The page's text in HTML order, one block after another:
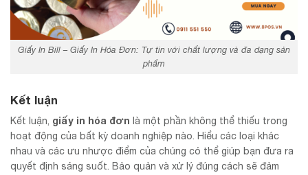
Giấy In Bill – Giấy In Hóa Đơn: Tự tin với chất lượng và đa dạng sản
phẩm
Kết luận
Kết luận, giấy in hóa đơn là một phần không thể thiếu trong
hoạt động của bất kỳ doanh nghiệp nào. Hiểu các loại khác
nhau và các ưu nhược điểm của chúng có thể giúp bạn đưa ra
quyết định sáng suốt. Bảo quản và xử lý đúng cách sẽ đảm